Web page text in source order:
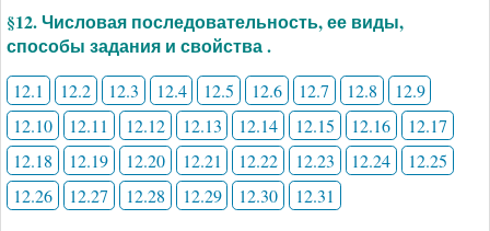
§12. Числовая последовательность, ее виды,
способы задания и свойства .
12.1 12.2 12.3 12.4 12.5 12.6 12.7 12.8
12.9
12.10
12.11 12.12 12.13 12.14 12.15 12.16
12.17
12.18
12.19 12.20 12.21 12.22 12.23 12.24
12.25
12.26
12.27 12.28 12.29 12.30 12.31